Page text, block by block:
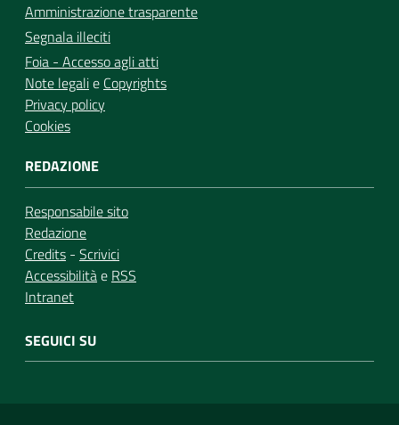
Amministrazione trasparente
Segnala illeciti
Foia - Accesso agli atti
Note legalie Copyrights
Privacy policy
Cookies
REDAZIONE
Responsabile sito
Redazione
Credits - Scrivici
Accessibilitàe RSS
Intranet
SEGUICI SU